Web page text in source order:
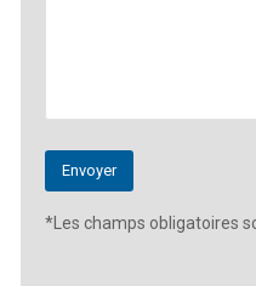
*Les champs obligatoires